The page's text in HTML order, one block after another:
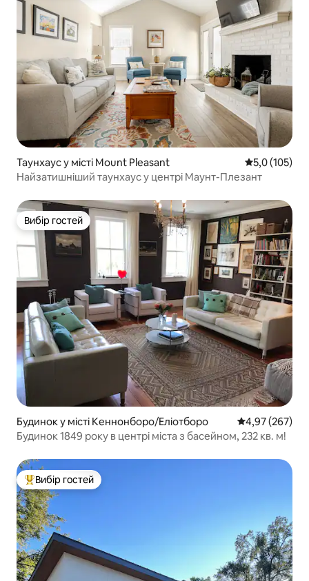
Таунхаус у місті Mount Pleasant Середня
5,0 (105)
Найзатишніший таунхаус у центрі Маунт-Плезант
Вибір гостей
Вибір гостей
Будинок у місті Кеннонборо/Еліотборо Середня
4,97 (267)
Будинок 1849 року в центрі міста з басейном, 232 кв. м!
Топ вибір гостей
Вибір гостей